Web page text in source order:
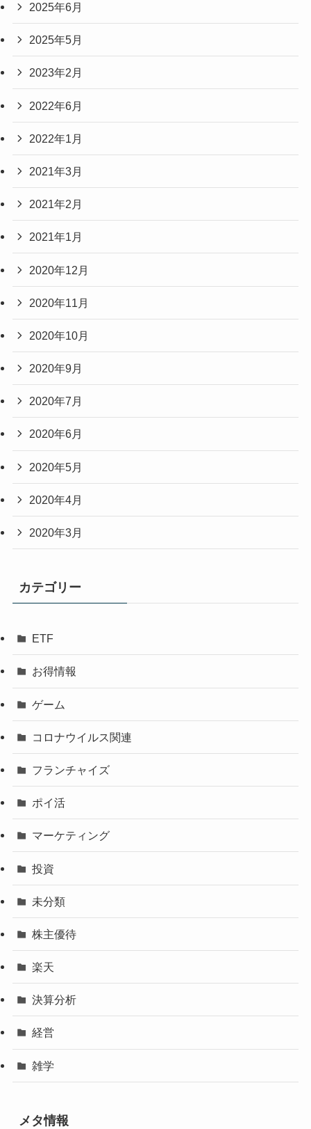
2025年6月
2025年5月
2023年2月
2022年6月
2022年1月
2021年3月
2021年2月
2021年1月
2020年12月
2020年11月
2020年10月
2020年9月
2020年7月
2020年6月
2020年5月
2020年4月
2020年3月
カテゴリー
ETF
お得情報
ゲーム
コロナウイルス関連
フランチャイズ
ポイ活
マーケティング
投資
未分類
株主優待
楽天
決算分析
経営
雑学
メタ情報